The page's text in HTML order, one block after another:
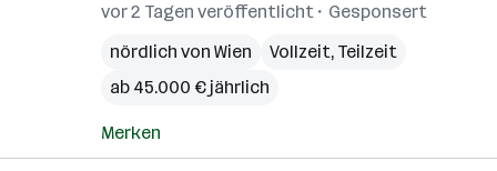
vor 2 Tagen veröffentlicht
Gesponsert
nördlich von Wien
Vollzeit, Teilzeit
ab 45.000 € jährlich
Merken